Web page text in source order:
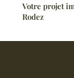
Votre projet
Rodez